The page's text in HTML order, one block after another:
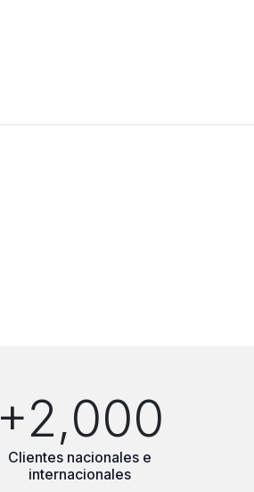
+2,000
Clientes nacionales e
internacionales